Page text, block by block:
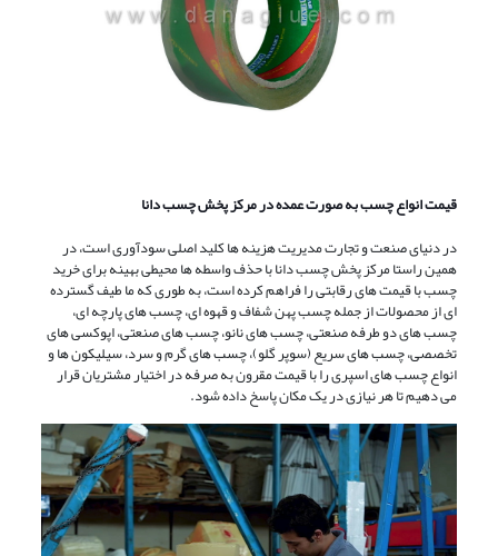
قیمت انواع چسب به صورت عمده در مرکز پخش چسب دانا
در دنیای صنعت و تجارت مدیریت هزینه‌ ها کلید اصلی سودآوری است، در
همین راستا مرکز پخش چسب دانا با حذف واسطه‌ ها محیطی بهینه برای خرید
چسب با قیمت‌ های رقابتی را فراهم کرده است، به طوری که ما طیف گسترده‌
ای از محصولات از جمله چسب پهن شفاف و قهوه‌ ای، چسب ‌های پارچه ‌ای،
چسب ‌های دو طرفه صنعتی، چسب‌ های نانو، چسب ‌های صنعتی، اپوکسی ‌های
تخصصی، چسب‌ های سریع (سوپر گلو)، چسب‌ های گرم و سرد، سیلیکون‌ ها و
انواع چسب ‌های اسپری را با قیمت مقرون به صرفه در اختیار مشتریان قرار
می ‌دهیم تا هر نیازی در یک مکان پاسخ داده شود.